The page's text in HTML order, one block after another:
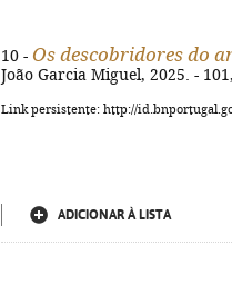
10 - Os descobridores do
João Garcia Miguel, 2025. -
Link persistente: http://
ADICIONAR À LISTA